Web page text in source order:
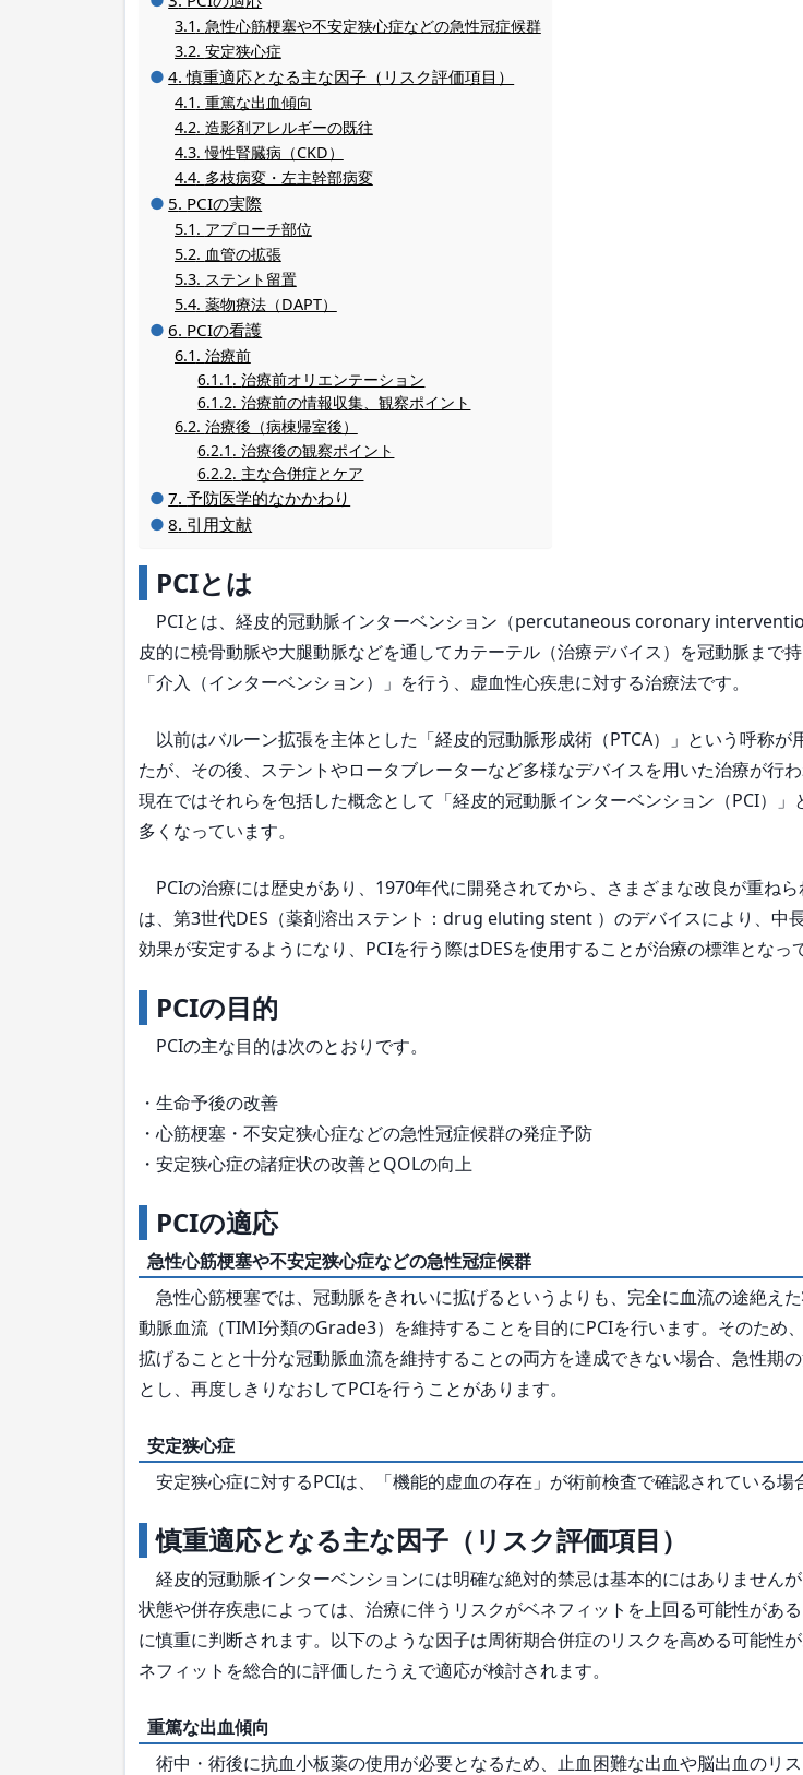
急性心筋梗塞や不安定狭心症などの急性冠症候群
安定狭心症
慎重適応となる主な因子（リスク評価項目）
重篤な出血傾向
造影剤アレルギーの既往
慢性腎臓病（CKD）
多枝病変・左主幹部病変
PCIの実際
アプローチ部位
血管の拡張
ステント留置
薬物療法（DAPT）
PCIの看護
治療前
治療前オリエンテーション
治療前の情報収集、観察ポイント
治療後（病棟帰室後）
治療後の観察ポイント
主な合併症とケア
予防医学的なかかわり
引用文献
PCIとは
PCIとは、経皮的冠動脈インターベンション（percutaneous coronary
皮的に橈骨動脈や大腿動脈などを通してカテーテル（治療デバイス）を冠動脈まで
「介入（インターベンション）」を行う、虚血性心疾患に対する治療法です。
以前はバルーン拡張を主体とした「経皮的冠動脈形成術（PTCA）」という呼称が
たが、その後、ステントやロータブレーターなど多様なデバイスを用いた治療が行わ
現在ではそれらを包括した概念として「経皮的冠動脈インターベンション（PCI）」
多くなっています。
PCIの治療には歴史があり、1970年代に開発されてから、さまざまな改良が重ね
は、第3世代DES（薬剤溶出ステント：drug eluting stent ）のデバイスにより、中
効果が安定するようになり、PCIを行う際はDESを使用することが治療の標準となっ
PCIの目的
PCIの主な目的は次のとおりです。
・生命予後の改善
・心筋梗塞・不安定狭心症などの急性冠症候群の発症予防
・安定狭心症の諸症状の改善とQOLの向上
PCIの適応
急性心筋梗塞や不安定狭心症などの急性冠症候群
急性心筋梗塞では、冠動脈をきれいに拡げるというよりも、完全に血流の途絶え
動脈血流（TIMI分類のGrade3）を維持することを目的にPCIを行います。そのため
拡げることと十分な冠動脈血流を維持することの両方を達成できない場合、急性期
とし、再度しきりなおしてPCIを行うことがあります。
安定狭心症
安定狭心症に対するPCIは、「機能的虚血の存在」が術前検査で確認されている場
慎重適応となる主な因子（リスク評価項目）
経皮的冠動脈インターベンションには明確な絶対的禁忌は基本的にはありません
状態や併存疾患によっては、治療に伴うリスクがベネフィットを上回る可能性があ
に慎重に判断されます。以下のような因子は周術期合併症のリスクを高める可能性
ネフィットを総合的に評価したうえで適応が検討されます。
重篤な出血傾向
術中・術後に抗血小板薬の使用が必要となるため、止血困難な出血や脳出血のリ